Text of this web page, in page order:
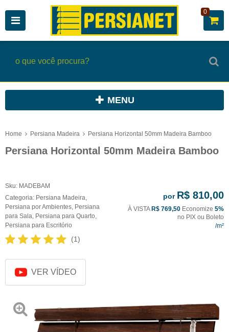
0
MENU
Home Persiana Madeira Persiana Horizontal 50mm Madeira Bamboo
Persiana Horizontal 50mm Madeira Bamboo
Sku: MADEBAM
Categoria: Persiana Madeira,
Persiana por Ambientes, Persiana
para Sala, Persiana para Quarto,
Persiana para Escritório
(1)
por R$ 810,00
À VISTA R$ 769,50 Economize 5%
no PIX ou Boleto
VER VÍDEO